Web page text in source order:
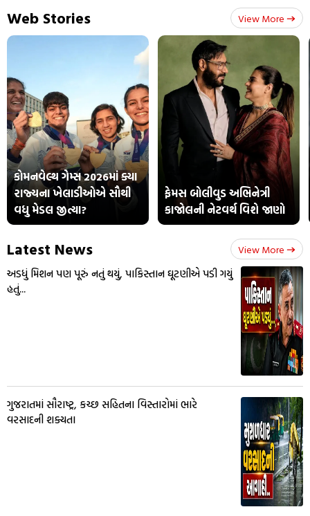
Web Stories View More
કોમનવેલ્થ ગેમ્સ 2026માં ક્યા
રાજ્યના ખેલાડીઓએ સૌથી
વધુ મેડલ જીત્યા?
ફેમસ બોલીવુડ અભિનેત્રી
કાજોલની નેટવર્થ વિશે જાણો
Latest News View More
અડધું મિશન પણ પૂરું નતું થયું, પાકિસ્તાન ઘૂટણીએ પડી ગયું
હતું...
ગુજરાતમાં સૌરાષ્ટ્ર, કચ્છ સહિતના વિસ્તારોમાં ભારે
વરસાદની શક્યતા